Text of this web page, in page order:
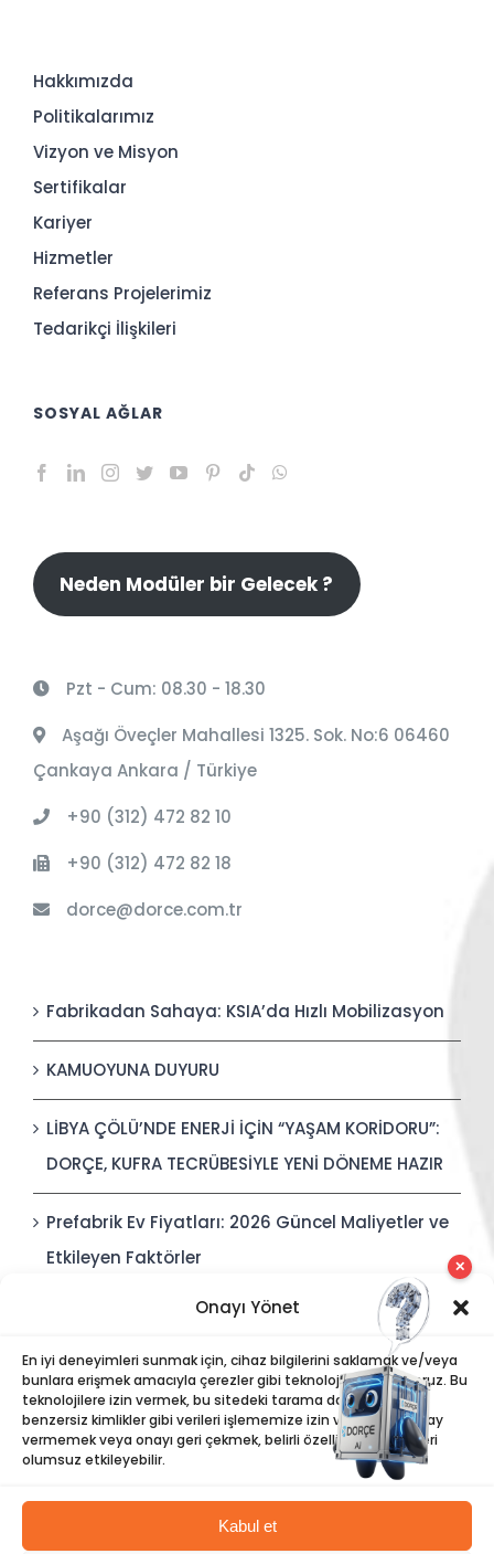
Onayı Yönet
En iyi deneyimleri sunmak için, cihaz bilgilerini saklamak ve/veya
bunlara erişmek amacıyla çerezler gibi teknolojiler kullanıyoruz. Bu
teknolojilere izin vermek, bu sitedeki tarama davranışı veya
benzersiz kimlikler gibi verileri işlememize izin verecektir. Onay
vermemek veya onayı geri çekmek, belirli özellikleri ve işlevleri
olumsuz etkileyebilir.
Kabul et
Hakkımızda
Politikalarımız
Vizyon ve Misyon
Sertifikalar
Kariyer
Hizmetler
Referans Projelerimiz
Tedarikçi İlişkileri
SOSYAL AĞLAR
Neden Modüler bir Gelecek ?
Pzt - Cum: 08.30 - 18.30
Aşağı Öveçler Mahallesi 1325. Sok. No:6 06460
Çankaya Ankara / Türkiye
+90 (312) 472 82 10
+90 (312) 472 82 18
dorce@dorce.com.tr
Fabrikadan Sahaya: KSIA’da Hızlı Mobilizasyon
KAMUOYUNA DUYURU
LİBYA ÇÖLÜ’NDE ENERJİ İÇİN “YAŞAM KORİDORU”:
DORÇE, KUFRA TECRÜBESİYLE YENİ DÖNEME HAZIR
Prefabrik Ev Fiyatları: 2026 Güncel Maliyetler ve
Etkileyen Faktörler
Polis Karakolları: Güvenli, Entegre ve Hızlı İnşa
Edilebilir Kamu Güvenliği Yapıları
✕